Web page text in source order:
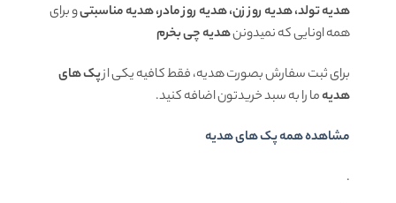
هدیه تولد، هدیه روز زن، هدیه روز مادر، هدیه مناسبتیو برای
همه اونایی که نمیدوننهدیه چی بخرم
برای ثبت سفارش بصورت هدیه، فقط کافیه یکی ازپک های
هدیهما را به سبد خریدتون اضافه کنید.
مشاهده همه پک های هدیه
.